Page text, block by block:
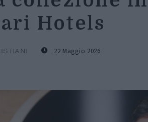
Hotels
22 Maggio 2026